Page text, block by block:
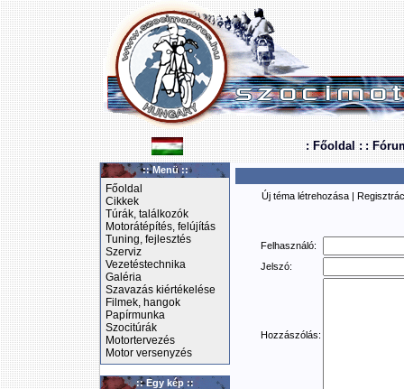
: Főoldal : :
:: Menü ::
Főoldal
Cikkek
Túrák, találkozók
Motorátépítés, felújítás
Tuning, fejlesztés
Szerviz
Vezetéstechnika
Galéria
Szavazás kiértékelése
Filmek, hangok
Papírmunka
Szocitúrák
Motortervezés
Motor versenyzés
:: Egy kép ::
Új téma létrehozása |
Felhasználó:
Jelszó:
Hozzászólás: